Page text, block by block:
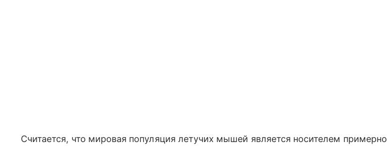
Считается, что мировая популяция летучих мышей является носителем примерно